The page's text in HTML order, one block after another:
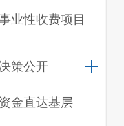
业性收费项目
策公开
金直达基层